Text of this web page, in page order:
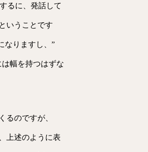
するに、発話して
いうことです
なりますし、”
幅を持つはずな
るのですが、
上述のように表